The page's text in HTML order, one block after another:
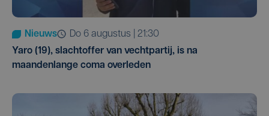
Nieuws
do 6 augustus | 21:30
Yaro (19), slachtoffer van vechtpartij, is na
maandenlange coma overleden